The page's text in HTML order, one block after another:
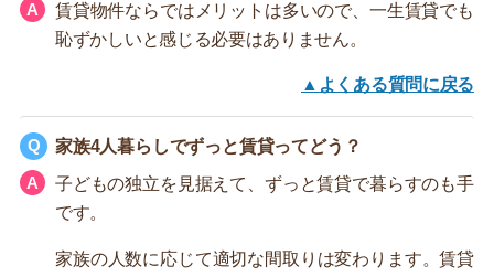
賃貸物件ならではメリットは多いので、一生賃貸でも
恥ずかしいと感じる必要はありません。
▲よくある質問に戻る
家族4人暮らしでずっと賃貸ってどう？
子どもの独立を見据えて、ずっと賃貸で暮らすのも手
です。
家族の人数に応じて適切な間取りは変わります。賃貸